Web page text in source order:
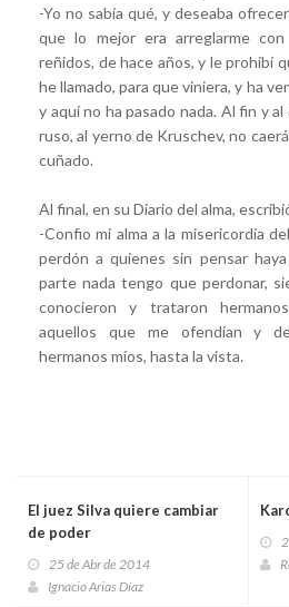
-Yo no sabía qué, y deseaba
que lo mejor era arreglarme con
reñidos, de hace años, y le prohibí
he llamado, para que viniera, y ha
y aquí no ha pasado nada. Al fin y
ruso, al yerno de Kruschev, no
cuñado.
Al final, en su Diario del alma,
-Confio mi alma a la misericordia
perdón a quienes sin pensar
parte nada tengo que perdonar,
conocieron y trataron
aquellos que me ofendían y
hermanos míos, hasta la vista.
El juez Silva quiere cambiar
de poder
25 de Abr de 2014
Ignacio Arias Díaz